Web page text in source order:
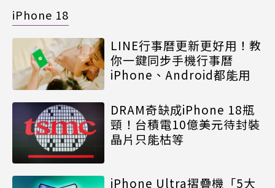
iPhone 18
LINE行事曆更新更好用！教
你一鍵同步手機行事曆
iPhone、Android都能用
DRAM奇缺成iPhone 18瓶
頸！台積電10億美元待封裝
晶片只能枯等
iPhone Ultra摺疊機「5大